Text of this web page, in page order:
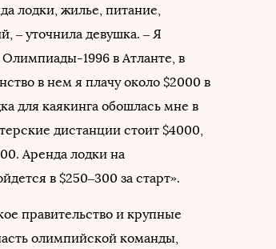
лодки, жилье, питание,
– уточнила девушка. – Я
1996 в Атланте, в
в нем я плачу около $2000 в
для каякинга обошлась мне в
дистанции стоит $4000,
Аренда лодки на
в $250–300 за старт».
правительство и крупные
олимпийской команды,